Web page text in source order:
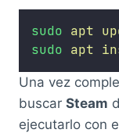
sudo apt
sudo apt
Una vez
buscar Steam
ejecutarlo con